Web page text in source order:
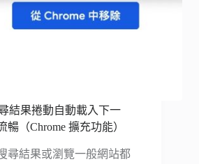
結果捲動自動載入下一
（Chrome 擴充功能）
尋結果或瀏覽一般網站都